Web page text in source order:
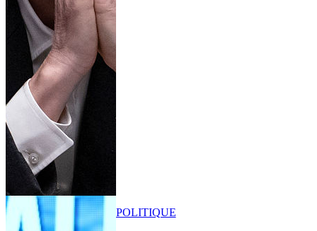
POLITIQUE